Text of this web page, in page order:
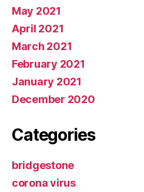
May 2021
April 2021
March 2021
February 2021
January 2021
December 2020
Categories
bridgestone
corona virus